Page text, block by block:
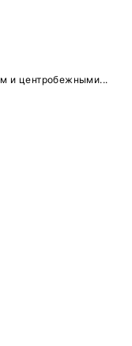
и центробежными...